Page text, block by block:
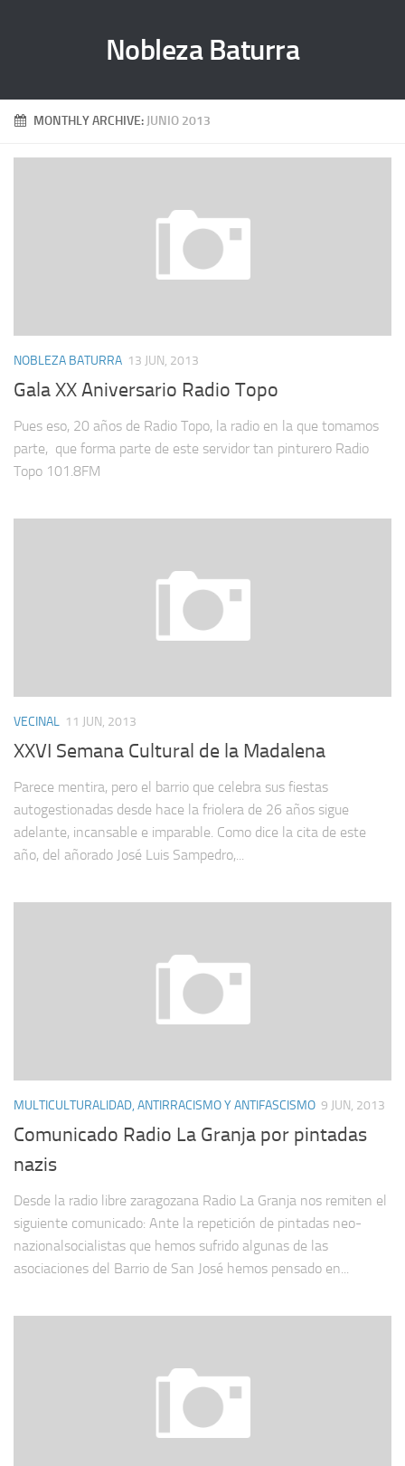
Nobleza Baturra
MONTHLY ARCHIVE: JUNIO 2013
NOBLEZA BATURRA 13 JUN, 2013
Gala XX Aniversario Radio Topo
Pues eso, 20 años de Radio Topo, la radio en la que tomamos
parte, que forma parte de este servidor tan pinturero Radio
Topo 101.8FM
VECINAL 11 JUN, 2013
XXVI Semana Cultural de la Madalena
Parece mentira, pero el barrio que celebra sus fiestas
autogestionadas desde hace la friolera de 26 años sigue
adelante, incansable e imparable. Como dice la cita de este
año, del añorado José Luis Sampedro,...
MULTICULTURALIDAD, ANTIRRACISMO Y ANTIFASCISMO 9 JUN, 2013
Comunicado Radio La Granja por pintadas
nazis
Desde la radio libre zaragozana Radio La Granja nos remiten el
siguiente comunicado: Ante la repetición de pintadas neo-
nazionalsocialistas que hemos sufrido algunas de las
asociaciones del Barrio de San José hemos pensado en...